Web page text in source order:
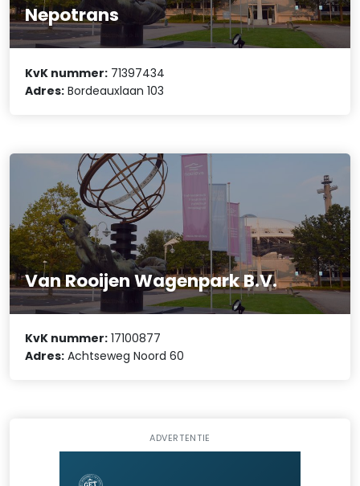
Nepotrans
KvK nummer: 71397434
Adres: Bordeauxlaan 103
Van Rooijen Wagenpark B.V.
KvK nummer: 17100877
Adres: Achtseweg Noord 60
ADVERTENTIE